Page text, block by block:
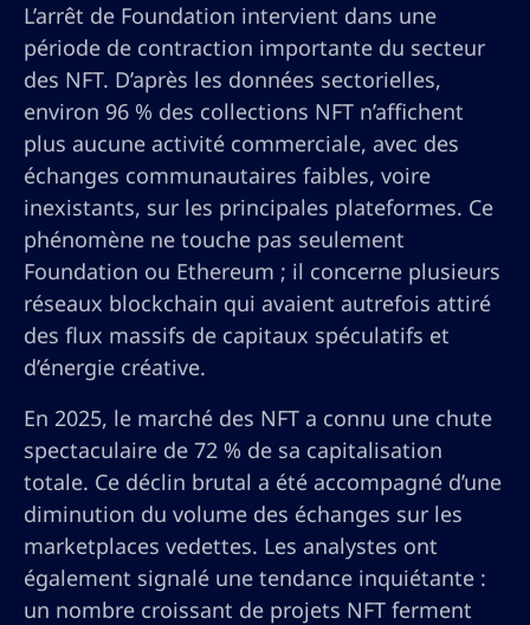
L’arrêt de Foundation intervient dans une
période de contraction importante du secteur
des NFT. D’après les données sectorielles,
environ 96 % des collections NFT n’affichent
plus aucune activité commerciale, avec des
échanges communautaires faibles, voire
inexistants, sur les principales plateformes. Ce
phénomène ne touche pas seulement
Foundation ou Ethereum ; il concerne plusieurs
réseaux blockchain qui avaient autrefois attiré
des flux massifs de capitaux spéculatifs et
d’énergie créative.
En 2025, le marché des NFT a connu une chute
spectaculaire de 72 % de sa capitalisation
totale. Ce déclin brutal a été accompagné d’une
diminution du volume des échanges sur les
marketplaces vedettes. Les analystes ont
également signalé une tendance inquiétante :
un nombre croissant de projets NFT ferment